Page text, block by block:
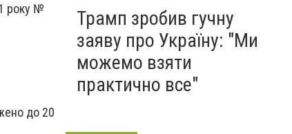
року №
до 20
Трамп зробив гучну
заяву про Україну: "Ми
можемо взяти
практично все"